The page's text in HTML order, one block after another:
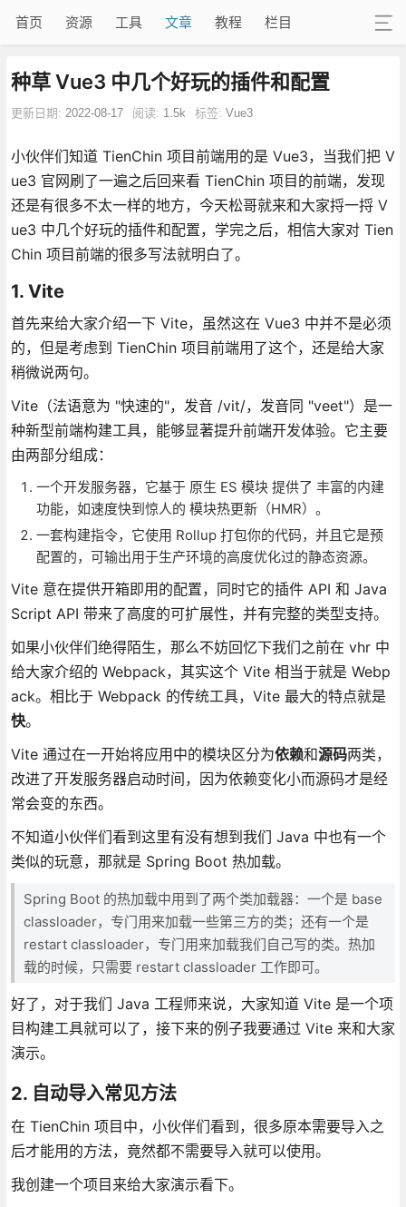
首页 资源 工具 文章 教程 栏目
种草 Vue3 中几个好玩的插件和配置
更新日期: 2022-08-17 阅读: 1.5k 标签: Vue3
小伙伴们知道 TienChin 项目前端用的是 Vue3，当我们把 V
ue3 官网刷了一遍之后回来看 TienChin 项目的前端，发现
还是有很多不太一样的地方，今天松哥就来和大家捋一捋 V
ue3 中几个好玩的插件和配置，学完之后，相信大家对 Tien
Chin 项目前端的很多写法就明白了。
1. Vite
首先来给大家介绍一下 Vite，虽然这在 Vue3 中并不是必须
的，但是考虑到 TienChin 项目前端用了这个，还是给大家
稍微说两句。
Vite（法语意为 "快速的"，发音 /vit/，发音同 "veet"）是一
种新型前端构建工具，能够显著提升前端开发体验。它主要
由两部分组成：
一个开发服务器，它基于 原生 ES 模块 提供了 丰富的内建
功能，如速度快到惊人的 模块热更新（HMR）。
一套构建指令，它使用 Rollup 打包你的代码，并且它是预
配置的，可输出用于生产环境的高度优化过的静态资源。
Vite 意在提供开箱即用的配置，同时它的插件 API 和 Java
Script API 带来了高度的可扩展性，并有完整的类型支持。
如果小伙伴们绝得陌生，那么不妨回忆下我们之前在 vhr 中
给大家介绍的 Webpack，其实这个 Vite 相当于就是 Webp
ack。相比于 Webpack 的传统工具，Vite 最大的特点就是
快。
Vite 通过在一开始将应用中的模块区分为依赖和源码两类，
改进了开发服务器启动时间，因为依赖变化小而源码才是经
常会变的东西。
不知道小伙伴们看到这里有没有想到我们 Java 中也有一个
类似的玩意，那就是 Spring Boot 热加载。
Spring Boot 的热加载中用到了两个类加载器：一个是 base
classloader，专门用来加载一些第三方的类；还有一个是
restart classloader，专门用来加载我们自己写的类。热加
载的时候，只需要 restart classloader 工作即可。
好了，对于我们 Java 工程师来说，大家知道 Vite 是一个项
目构建工具就可以了，接下来的例子我要通过 Vite 来和大家
演示。
2. 自动导入常见方法
在 TienChin 项目中，小伙伴们看到，很多原本需要导入之
后才能用的方法，竟然都不需要导入就可以使用。
我创建一个项目来给大家演示看下。